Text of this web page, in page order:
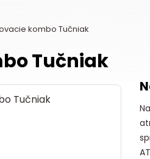
kombo Tučniak
Tučniak